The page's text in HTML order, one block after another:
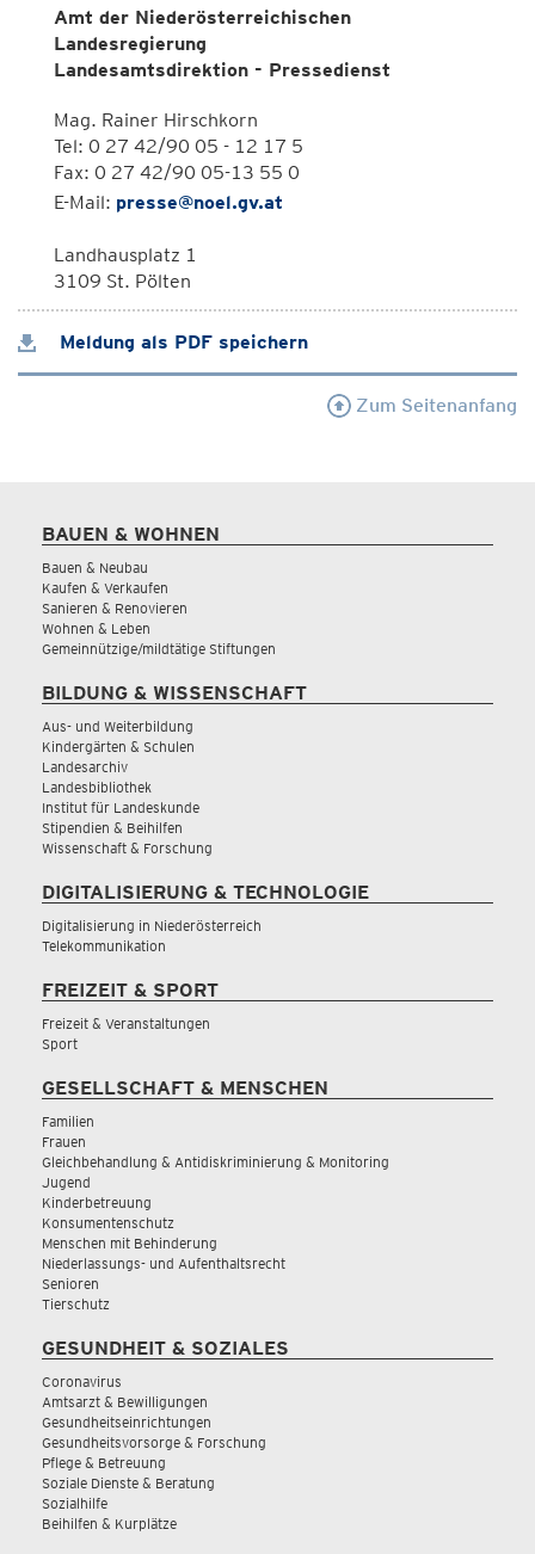
Amt der Niederösterreichischen
Landesregierung
Landesamtsdirektion - Pressedienst
Mag. Rainer Hirschkorn
Tel: 0 27 42/90 05 - 12 17 5
Fax: 0 27 42/90 05-13 55 0
E-Mail: presse@noel.gv.at
Landhausplatz 1
3109 St. Pölten
Meldung als PDF speichern
Zum Seitenanfang
BAUEN & WOHNEN
Bauen & Neubau
Kaufen & Verkaufen
Sanieren & Renovieren
Wohnen & Leben
Gemeinnützige/mildtätige Stiftungen
BILDUNG & WISSENSCHAFT
Aus- und Weiterbildung
Kindergärten & Schulen
Landesarchiv
Landesbibliothek
Institut für Landeskunde
Stipendien & Beihilfen
Wissenschaft & Forschung
DIGITALISIERUNG & TECHNOLOGIE
Digitalisierung in Niederösterreich
Telekommunikation
FREIZEIT & SPORT
Freizeit & Veranstaltungen
Sport
GESELLSCHAFT & MENSCHEN
Familien
Frauen
Gleichbehandlung & Antidiskriminierung & Monitoring
Jugend
Kinderbetreuung
Konsumentenschutz
Menschen mit Behinderung
Niederlassungs- und Aufenthaltsrecht
Senioren
Tierschutz
GESUNDHEIT & SOZIALES
Coronavirus
Amtsarzt & Bewilligungen
Gesundheitseinrichtungen
Gesundheitsvorsorge & Forschung
Pflege & Betreuung
Soziale Dienste & Beratung
Sozialhilfe
Beihilfen & Kurplätze